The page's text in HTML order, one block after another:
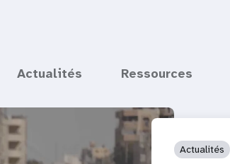
Actualités Ressources
Actualités